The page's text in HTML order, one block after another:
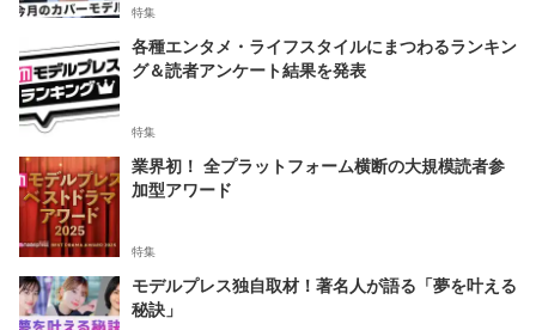
特集
各種エンタメ・ライフスタイルにまつわるランキン
グ＆読者アンケート結果を発表
特集
業界初！ 全プラットフォーム横断の大規模読者参
加型アワード
特集
モデルプレス独自取材！著名人が語る「夢を叶える
秘訣」